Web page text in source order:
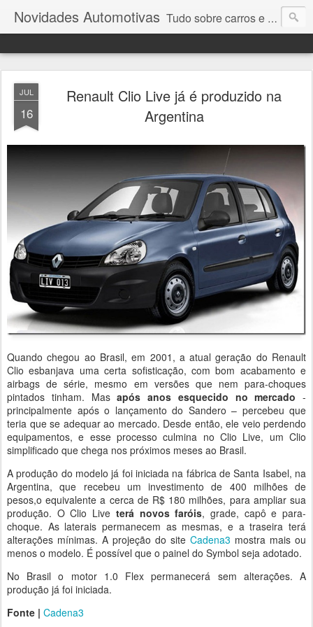
Novidades Automotivas Tudo sobre carros e motores
JUL
16
Renault Clio Live já é produzido na
Argentina
Quando chegou ao Brasil, em 2001, a atual geração do Renault
Clio esbanjava uma certa sofisticação, com bom acabamento e
airbags de série, mesmo em versões que nem para-choques
pintados tinham. Masapós anos esquecido no mercado -
principalmente após o lançamento do Sandero – percebeu que
teria que se adequar ao mercado. Desde então, ele veio perdendo
equipamentos, e esse processo culmina no Clio Live, um Clio
simplificado que chega nos próximos meses ao Brasil.
A produção do modelo já foi iniciada na fábrica de Santa Isabel, na
Argentina, que recebeu um investimento de 400 milhões de
pesos,o equivalente a cerca de R$ 180 milhões, para ampliar sua
produção. O Clio Live terá novos faróis, grade, capô e para-
choque. As laterais permanecem as mesmas, e a traseira terá
alterações mínimas. A projeção do site Cadena3 mostra mais ou
menos o modelo. É possível que o painel do Symbol seja adotado.
No Brasil o motor 1.0 Flex permanecerá sem alterações. A
produção já foi iniciada.
Fonte | Cadena3